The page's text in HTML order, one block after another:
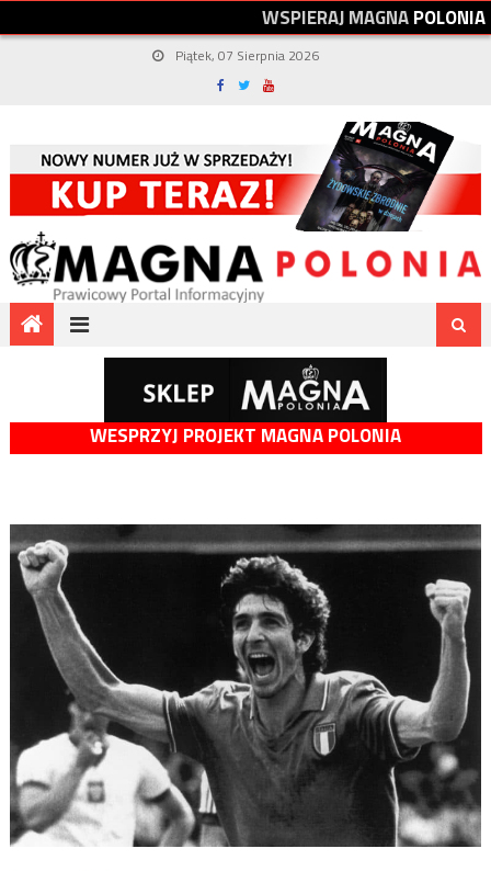
WSPIERAJMAGNAPOLONIA
Piątek, 07 Sierpnia 2026
WESPRZYJ PROJEKT MAGNA POLONIA